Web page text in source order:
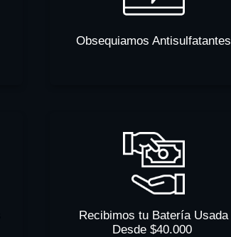
Obsequiamos Antisulfatantes
Recibimos tu Batería Usada
Desde $40.000